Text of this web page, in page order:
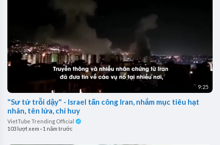
9:25
"Sư tử trỗi dậy" - Israel tấn công Iran, nhắm mục tiêu hạt
nhân, tên lửa, chỉ huy
VietTube Trending Official
103 lượt xem · 1 năm trước